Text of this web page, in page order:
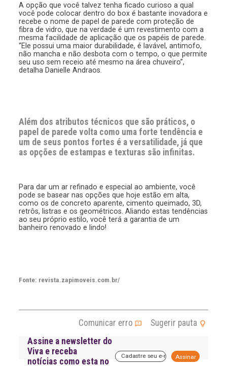
A opção que você talvez tenha ficado curioso a qual
você pode colocar dentro do box é bastante inovadora e
recebe o nome de papel de parede com proteção de
fibra de vidro, que na verdade é um revestimento com a
mesma facilidade de aplicação que os papéis de parede.
“Ele possui uma maior durabilidade, é lavável, antimofo,
não mancha e não desbota com o tempo, o que permite
seu uso sem receio até mesmo na área chuveiro”,
detalha Danielle Andraos.
Além dos atributos técnicos que são práticos, o
papel de parede volta como uma forte tendência e
um de seus pontos fortes é a versatilidade, já que
as opções de estampas e texturas são infinitas.
Para dar um ar refinado e especial ao ambiente, você
pode se basear nas opções que hoje estão em alta,
como os de concreto aparente, cimento queimado, 3D,
retrôs, listras e os geométricos. Aliando estas tendências
ao seu próprio estilo, você terá a garantia de um
banheiro renovado e lindo!
Fonte: revista.zapimoveis.com.br/
Comunicar erro
Sugerir pauta
Assine a newsletter do
Viva e receba
notícias como esta no